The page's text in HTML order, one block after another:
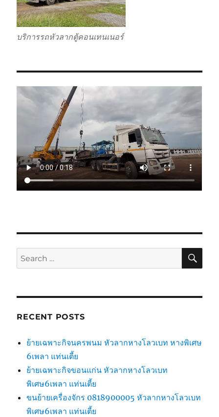
บริการรถหัวลากตู้คอนเทนเนอร์
Search
for:
RECENT POSTS
ย้ายเฉพาะกิจนครพนม หัวลากหางโลวเบท หางพิเศษ
6เพลา แท่นเตี้ย
ย้ายเฉพาะกิจขอนแก่น หัวลากหางโลวเบท
พิเศษ6เพลา แท่นเตี้ย
ขนย้ายเครื่องจักร 0818900005 หัวลากหางโลวเบท
พิเศษ6เพลา แท่นเตี้ย